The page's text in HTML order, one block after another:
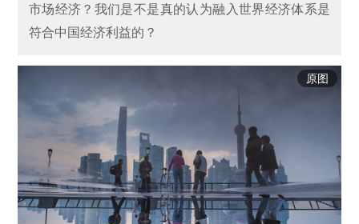
市场经济？我们是不是真的认为融入世界经济体系是
符合中国经济利益的？
原图